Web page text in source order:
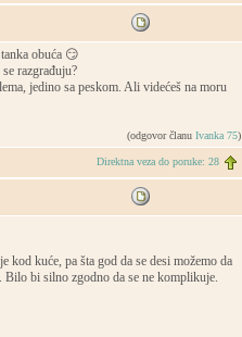
obuća 😏
razgrađuju?
jedino sa peskom. Ali videćeš na moru
(odgovor članu Ivanka 75)
Direktna veza do poruke: 28
kod kuće, pa šta god da se desi možemo da
Bilo bi silno zgodno da se ne komplikuje.